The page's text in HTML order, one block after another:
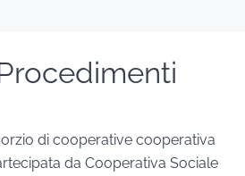
di cooperative cooperativa
da Cooperativa Sociale